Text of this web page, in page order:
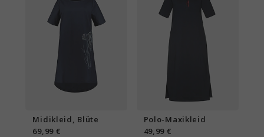
Midikleid, Blüte
69,99 €
Polo-Maxikleid
49,99 €